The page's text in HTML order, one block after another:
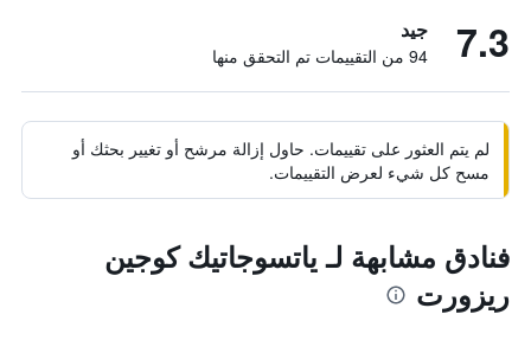
7.3 جيد
94 من التقييمات تم التحقق منها
لم يتم العثور على تقييمات. حاول إزالة مرشح أو تغيير بحثك أو
مسح كل شيء لعرض التقييمات.
فنادق مشابهة لـ ياتسوجاتيك كوجين
ريزورت